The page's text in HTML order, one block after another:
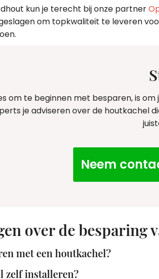
kun je terecht bij onze partner
om topkwaliteit te leveren
om te beginnen met besparen, is
je adviseren over de houtkachel
Neem
over de besparing
met een houtkachel?
zelf installeren?